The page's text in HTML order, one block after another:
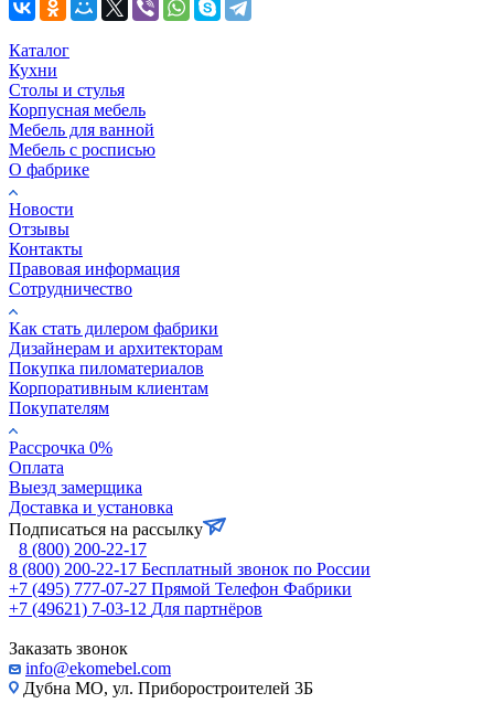
Каталог
Кухни
Столы и стулья
Корпусная мебель
Мебель для ванной
Мебель с росписью
О фабрике
Новости
Отзывы
Контакты
Правовая информация
Сотрудничество
Как стать дилером фабрики
Дизайнерам и архитекторам
Покупка пиломатериалов
Корпоративным клиентам
Покупателям
Рассрочка 0%
Оплата
Выезд замерщика
Доставка и установка
Подписаться на рассылку
8 (800) 200-22-17
8 (800) 200-22-17 Бесплатный звонок по России
+7 (495) 777-07-27 Прямой Телефон Фабрики
+7 (49621) 7-03-12 Для партнёров
Заказать звонок
info@ekomebel.com
Дубна МО, ул. Приборостроителей 3Б